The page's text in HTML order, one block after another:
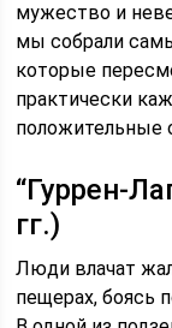
мужество и
мы собрали
которые
практически
положительные
“Гуррен-
гг.)
Люди влачат
пещерах, боясь